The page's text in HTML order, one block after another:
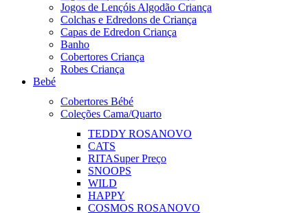
Jogos de Lençóis Algodão Criança
Colchas e Edredons de Criança
Capas de Edredon Criança
Banho
Cobertores Criança
Robes Criança
Bebé
Cobertores Bébé
Coleções Cama/Quarto
TEDDY ROSANOVO
CATS
RITASuper Preço
SNOOPS
WILD
HAPPY
COSMOS ROSANOVO